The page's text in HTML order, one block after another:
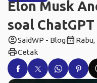
Elon Musk
soal
account_circleSaidWP - Blogcalendar_month Rabu,
printCetak